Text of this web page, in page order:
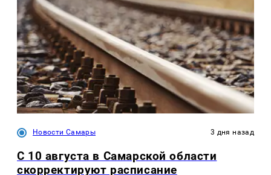
Новости Самары 3 дня назад
С 10 августа в Самарской области
скорректируют расписание